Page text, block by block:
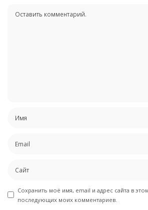
Сохранить моё имя, email и адрес сайта в
последующих моих комментариев.